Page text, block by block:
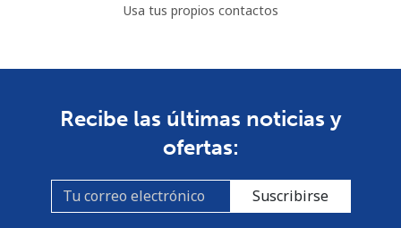
Usa tus propios contactos
Recibe las últimas noticias y
ofertas:
Suscribirse